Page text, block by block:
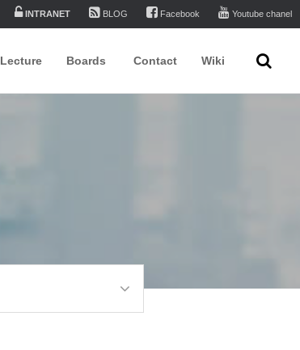
INTRANET BLOG Facebook Youtube chanel
Lecture Boards Contact Wiki